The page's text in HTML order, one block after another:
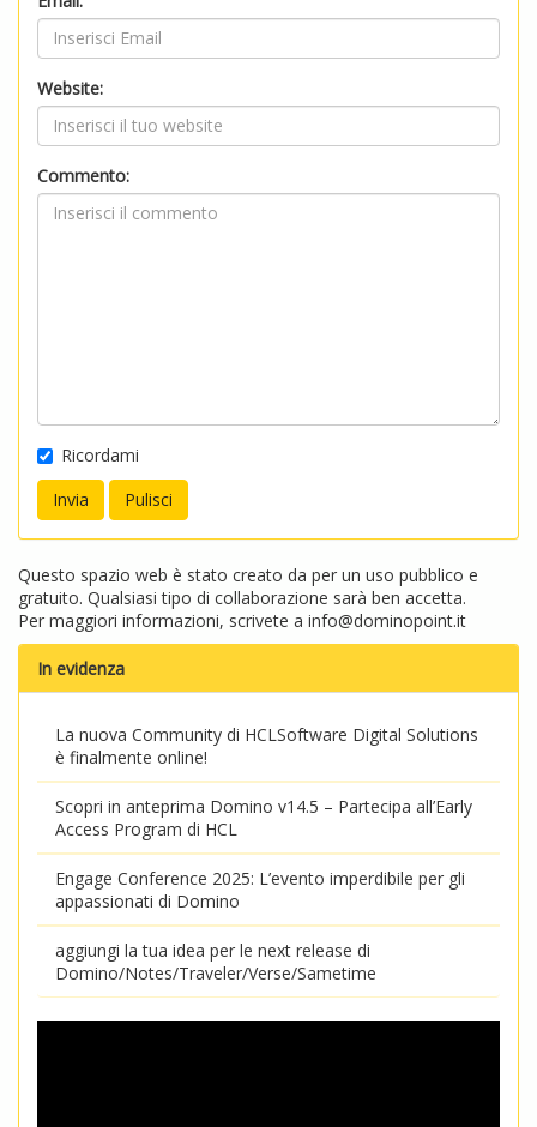
Website:
Commento:
Ricordami
Questo spazio web è stato creato da per un uso pubblico e
gratuito. Qualsiasi tipo di collaborazione sarà ben accetta.
Per maggiori informazioni, scrivete a info@dominopoint.it
In evidenza
La nuova Community di HCLSoftware Digital Solutions
è finalmente online!
Scopri in anteprima Domino v14.5 – Partecipa all’Early
Access Program di HCL
Engage Conference 2025: L’evento imperdibile per gli
appassionati di Domino
aggiungi la tua idea per le next release di
Domino/Notes/Traveler/Verse/Sametime